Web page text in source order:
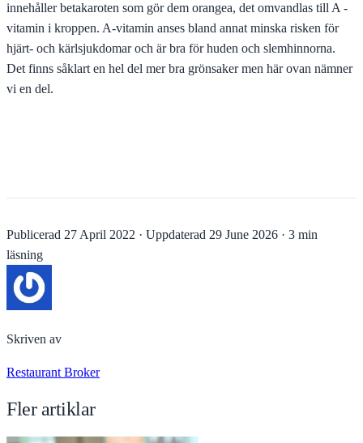
innehåller betakaroten som gör dem orangea, det omvandlas till A -
vitamin i kroppen. A-vitamin anses bland annat minska risken för
hjärt- och kärlsjukdomar och är bra för huden och slemhinnorna.
Det finns såklart en hel del mer bra grönsaker men här ovan nämner
vi en del.
Publicerad 27 April 2022 · Uppdaterad 29 June 2026 · 3 min
läsning
Skriven av
Restaurant Broker
Fler artiklar